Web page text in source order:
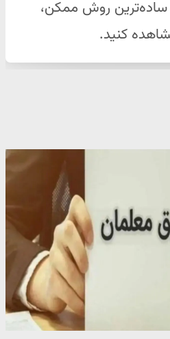
روش ممکن،
کنید.